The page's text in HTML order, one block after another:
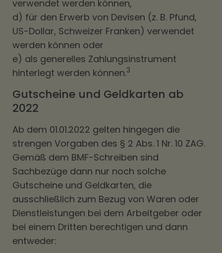
verwendet werden können,
d) für den Erwerb von Devisen (z. B. Pfund,
US-Dollar, Schweizer Franken) verwendet
werden können oder
e) als generelles Zahlungsinstrument
hinterlegt werden können.3
Gutscheine und Geldkarten ab
2022
Ab dem 01.01.2022 gelten hingegen die
strengen Vorgaben des § 2 Abs. 1 Nr. 10 ZAG.
Gemäß dem BMF-Schreiben sind
Sachbezüge dann nur noch solche
Gutscheine und Geldkarten, die
ausschließlich zum Bezug von Waren oder
Dienstleistungen bei dem Arbeitgeber oder
bei einem Dritten berechtigen und dann
entweder: